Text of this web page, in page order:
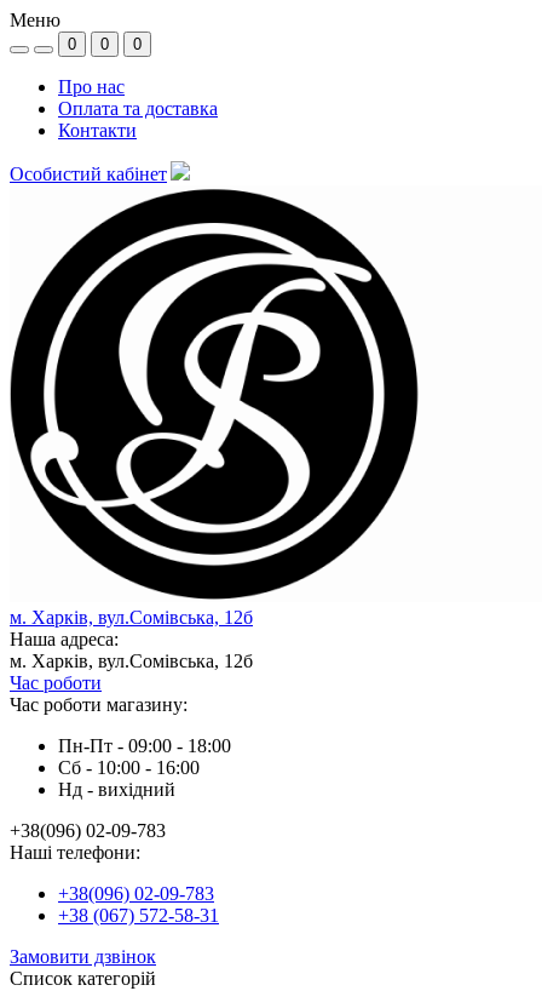
Меню
0 0 0
Про нас
Оплата та доставка
Контакти
Особистий кабінет
м. Харків, вул.Сомівська, 12б
Наша адреса:
м. Харків, вул.Сомівська, 12б
Час роботи
Час роботи магазину:
Пн-Пт - 09:00 - 18:00
Сб - 10:00 - 16:00
Нд - вихiдний
+38(096) 02-09-783
Наші телефони:
+38(096) 02-09-783
+38 (067) 572-58-31
Замовити дзвінок
Список категорій